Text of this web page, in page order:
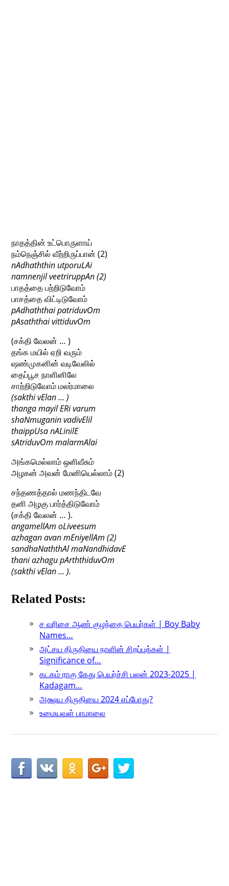
நாதத்தின் உட்பொருளாய்
நம்நெஞ்சில் வீற்றிருப்பான் (2)
nAdhaththin utporuLAi
namnenjil veetriruppAn (2)
பாதத்தை பற்றிடுவோம்
பாசத்தை விட்டிடுவோம்
pAdhaththai patriduvOm
pAsaththai vittiduvOm
(சக்தி வேலன் … )
தங்க மயில் ஏறி வரும்
ஷண்முகனின் வடிவேலில்
தைப்பூச நாளினிலே
சாற்றிடுவோம் மலர்மாலை
(sakthi vElan … )
thanga mayil ERi varum
shaNmuganin vadivElil
thaippUsa nALinilE
sAtriduvOm malarmAlai
அங்கமெல்லாம் ஒளிவீசும்
அழகன் அவன் மேனியெல்லாம் (2)
சந்தணத்தால் மணந்திடவே
தனி அழகு பார்த்திடுவோம்
(சக்தி வேலன் … ).
angamellAm oLiveesum
azhagan avan mEniyellAm (2)
sandhaNaththAl maNandhidavE
thani azhagu pArththiduvOm
(sakthi vElan … ).
Related Posts:
ச வரிசை ஆண் குழந்தை பெயர்கள் | Boy Baby
Names…
அட்சய திருதியை நாளின் சிறப்புக்கள் |
Significance of…
கடகம் ராகு கேது பெயர்ச்சி பலன் 2023-2025 |
Kadagam…
அக்ஷய திருதியை 2024 எப்போது?
உமையவள் பாமாலை